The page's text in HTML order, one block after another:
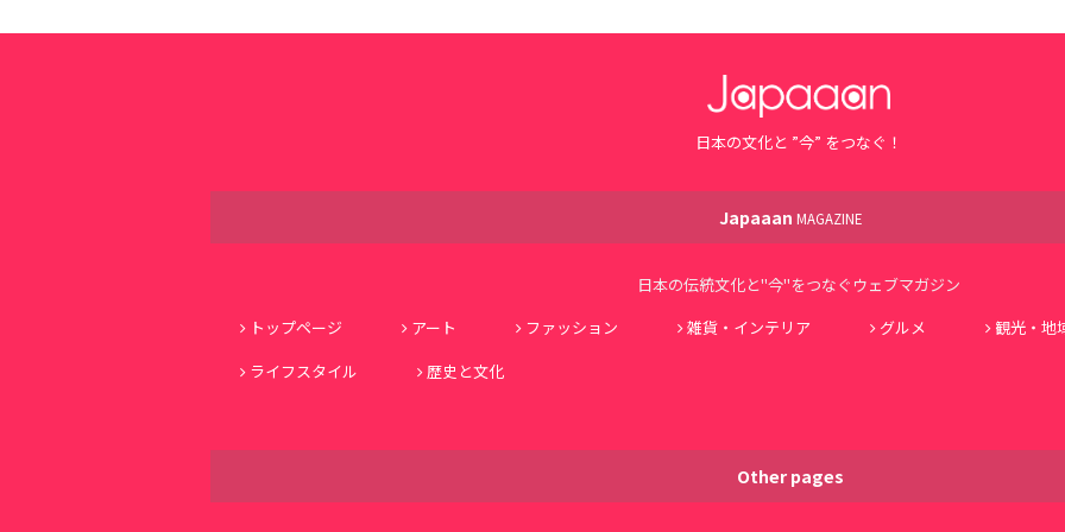
日本の文化と ”今” をつなぐ！
Japaaan MAGAZINE
日本の伝統文化と"今"をつなぐウェブマガジン
トップページ
アート ファッション 雑貨・インテリア グルメ 観光・地
ライフスタイル
歴史と文化
Other pages